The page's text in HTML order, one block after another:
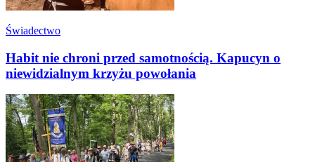
Świadectwo
Habit nie chroni przed samotnością. Kapucyn o
niewidzialnym krzyżu powołania